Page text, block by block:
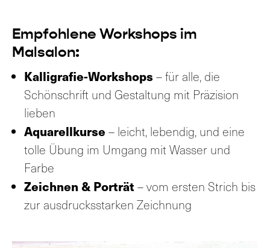
Empfohlene Workshops im
Malsalon:
Kalligrafie-Workshops – für alle, die
Schönschrift und Gestaltung mit Präzision
lieben
Aquarellkurse – leicht, lebendig, und eine
tolle Übung im Umgang mit Wasser und
Farbe
Zeichnen & Porträt – vom ersten Strich bis
zur ausdrucksstarken Zeichnung